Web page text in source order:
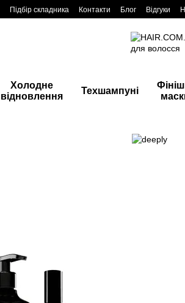
Підбір складника Контакти Блог Відгуки
Холодне
відновлення
Техшампуні